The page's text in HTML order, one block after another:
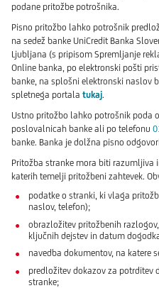
podane pritožbe potrošnika.
Pisno pritožbo lahko potrošnik
na sedež banke UniCredit Banka
Ljubljana (s pripisom Spremljanje
Online banka, po elektronski pošti
banke, na splošni elektronski naslov
spletnega portala tukaj.
Ustno pritožbo lahko potrošnik poda
poslovalnicah banke ali po telefonu
banke. Banka je dolžna pisno
Pritožba stranke mora biti razumljiva
katerih temelji pritožbeni zahtevek.
podatke o stranki, ki vlaga
naslov, telefon);
obrazložitev pritožbenih
ključnih dejstev in datum
navedba dokumentov, na katere
predložitev dokazov za potrditev
stranke;